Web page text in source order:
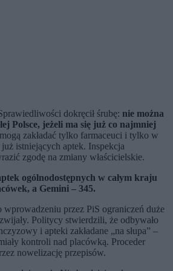
dokręcił śrubę: nie można
Polsce, jeżeli ma się już co najmniej
zakładać tylko farmaceuci i tylko w
istniejących aptek. Inspekcja
zgodę na zmiany właścicielskie.
ogólnodostępnych w całym kraju
a Gemini – 345.
przez PiS ograniczeń duże
Politycy stwierdzili, że odbywało
i apteki zakładane „na słupa” –
kontroli nad placówką. Proceder
nowelizację przepisów.